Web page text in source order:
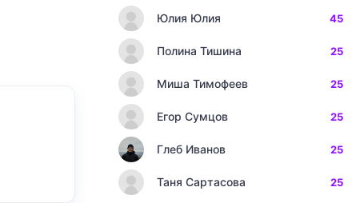
Юлия Юлия 45
Полина Тишина 25
Миша Тимофеев 25
Егор Сумцов 25
Глеб Иванов 25
Таня Сартасова 25